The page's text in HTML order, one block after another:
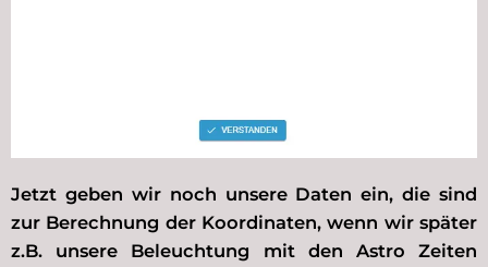
Jetzt geben wir noch unsere Daten ein, die sind
zur Berechnung der Koordinaten, wenn wir später
z.B. unsere Beleuchtung mit den Astro Zeiten